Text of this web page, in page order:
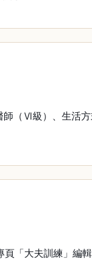
Ⅵ級）、生活方
大夫訓練」編輯